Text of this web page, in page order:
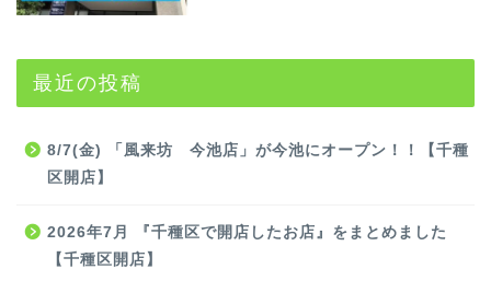
最近の投稿
8/7(金) 「風来坊 今池店」が今池にオープン！！【千種
区開店】
2026年7月 『千種区で開店したお店』をまとめました
【千種区開店】